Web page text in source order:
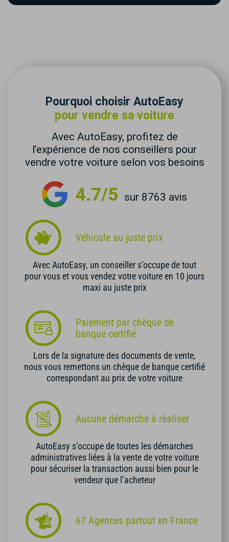
Pourquoi choisir AutoEasy
pour vendre sa voiture
Avec AutoEasy, profitez de
l’expérience de nos conseillers pour
vendre votre voiture selon vos besoins
4.7/5 sur 8763 avis
Véhicule au juste prix
Avec AutoEasy, un conseiller s’occupe de tout
pour vous et vous vendez votre voiture en 10 jours
maxi au juste prix
Paiement par chèque de
banque certifié
Lors de la signature des documents de vente,
nous vous remettons un chèque de banque certifié
correspondant au prix de votre voiture
Aucune démarche à réaliser
AutoEasy s’occupe de toutes les démarches
administratives liées à la vente de votre voiture
pour sécuriser la transaction aussi bien pour le
vendeur que l’acheteur
67 Agences partout en France